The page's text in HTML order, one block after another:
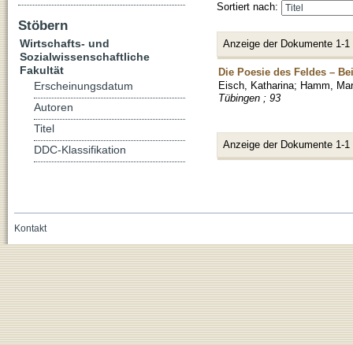
Sortiert nach:
Anzeige der Dokumente 1-1
Die Poesie des Feldes –
Eisch, Katharina; Hamm,
Tübingen ; 93
Anzeige der Dokumente 1-1
Stöbern
Wirtschafts- und
Sozialwissenschaftliche
Fakultät
Erscheinungsdatum
Autoren
Titel
DDC-Klassifikation
Kontakt